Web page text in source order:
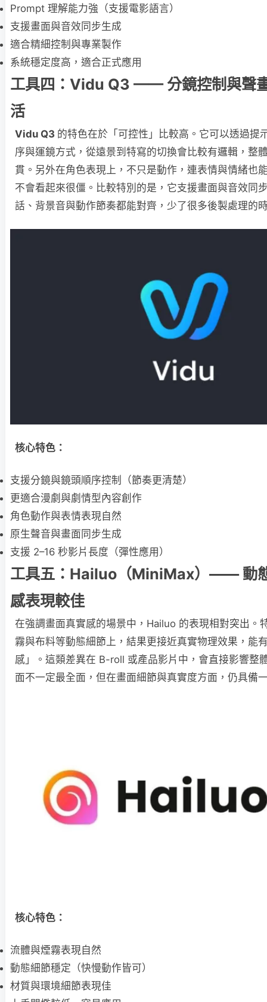
Prompt 理解能力強（支援電影語言）
支援畫面與音效同步生成
適合精細控制與專業製作
系統穩定度高，適合正式應用
工具四：Vidu Q3 —— 分鏡控制與聲
活
Vidu Q3 的特色在於「可控性」比較高。它可以透過提
序與運鏡方式，從遠景到特寫的切換會比較有邏輯，整
貫。另外在角色表現上，不只是動作，連表情與情緒也
不會看起來很僵。比較特別的是，它支援畫面與音效同
話、背景音與動作節奏都能對齊，少了很多後製處理的
核心特色：
支援分鏡與鏡頭順序控制（節奏更清楚）
更適合漫劇與劇情型內容創作
角色動作與表情表現自然
原生聲音與畫面同步生成
支援 2–16 秒影片長度（彈性應用）
工具五：Hailuo（MiniMax）—— 動
感表現較佳
在強調畫面真實感的場景中，Hailuo 的表現相對突出。
霧與布料等動態細節上，結果更接近真實物理效果，能
感」。這類差異在 B-roll 或產品影片中，會直接影響整
面不一定最全面，但在畫面細節與真實度方面，仍具備
核心特色：
流體與煙霧表現自然
動態細節穩定（快慢動作皆可）
材質與環境細節表現佳